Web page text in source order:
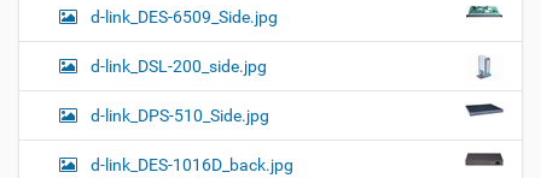
d-link_DES-6509_Side.jpg
d-link_DSL-200_side.jpg
d-link_DPS-510_Side.jpg
d-link_DES-1016D_back.jpg